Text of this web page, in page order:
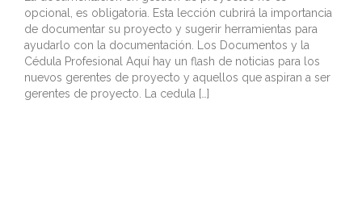
opcional, es obligatoria. Esta lección cubrirá la importancia
de documentar su proyecto y sugerir herramientas para
ayudarlo con la documentación. Los Documentos y la
Cédula Profesional Aquí hay un flash de noticias para los
nuevos gerentes de proyecto y aquellos que aspiran a ser
gerentes de proyecto. La cedula […]